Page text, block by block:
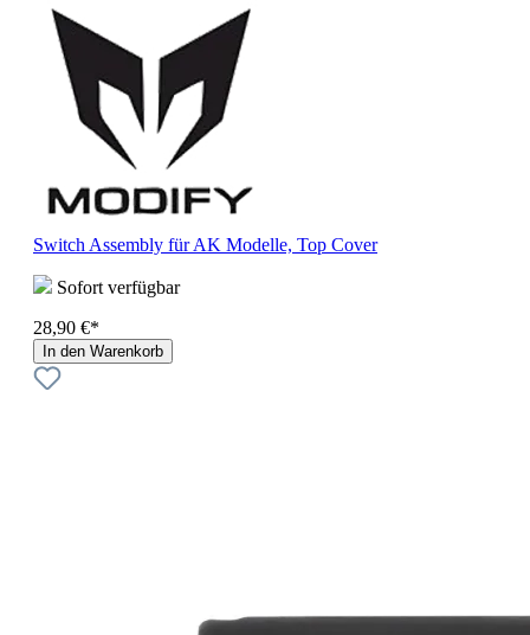
Switch Assembly für AK Modelle, Top Cover
Sofort verfügbar
28,90 €*
In den Warenkorb